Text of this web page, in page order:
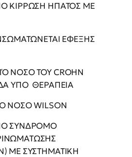
ΚΙΡΡΩΣΗ ΗΠΑΤΟΣ ΜΕ
ΕΦΕΞΗΣ
ΝΟΣΟ ΤΟΥ CROHN
ΥΠΟ ΘΕΡΑΠΕΙΑ
ΝΟΣΟ WILSON
ΣΥΝΔΡΟΜΟ
ΜΕ ΣΥΣΤΗΜΑΤΙΚΗ